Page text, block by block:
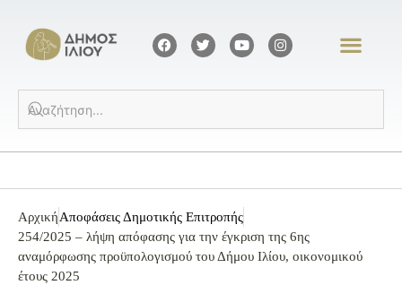
ΑρχικήΑποφάσεις Δημοτικής Επιτροπής
254/2025 – λήψη απόφασης για την έγκριση της 6ης
αναμόρφωσης προϋπολογισμού του Δήμου Ιλίου, οικονομικού
έτους 2025